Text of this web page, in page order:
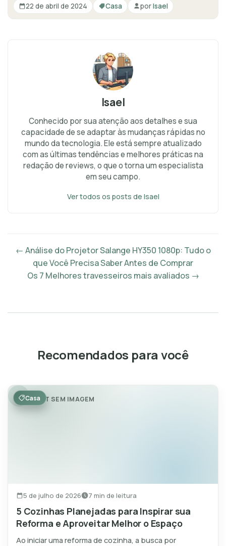
22 de abril de 2024 Casa porIsael
Isael
Conhecido por sua atenção aos detalhes e sua
capacidade de se adaptar às mudanças rápidas no
mundo da tecnologia. Ele está sempre atualizado
com as últimas tendências e melhores práticas na
redação de reviews, o que o torna um especialista
em seu campo.
Ver todos os posts de Isael
← Análise do Projetor Salange HY350 1080p: Tudo o
que Você Precisa Saber Antes de Comprar
Os 7 Melhores travesseiros mais avaliados →
Recomendados para você
POST SEM IMAGEM
Casa
5 de julho de 2026 7 min de leitura
5 Cozinhas Planejadas para Inspirar sua
Reforma e Aproveitar Melhor o Espaço
Ao iniciar uma reforma de cozinha, a busca por